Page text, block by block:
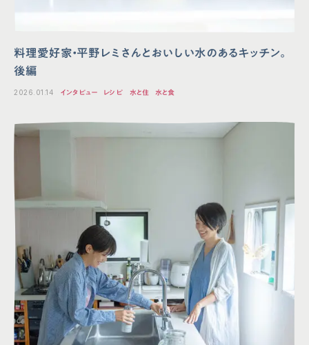
料理愛好家・平野レミさんとおいしい水のあるキッチン。
後編
2026.01.14 インタビュー レシピ 水と住 水と食